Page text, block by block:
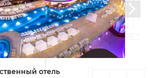
отель